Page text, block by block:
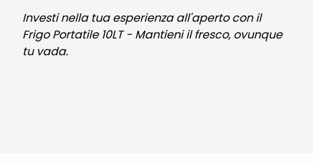
Investi nella tua esperienza all'aperto con il
Frigo Portatile 10LT - Mantieni il fresco, ovunque
tu vada.